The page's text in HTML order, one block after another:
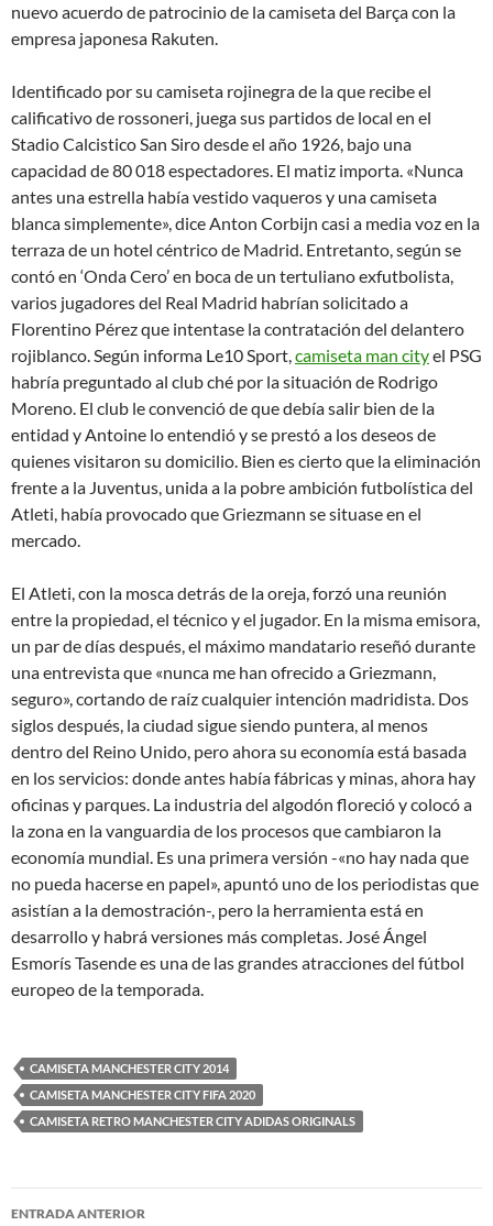
nuevo acuerdo de patrocinio de la camiseta del Barça con la
empresa japonesa Rakuten.
Identificado por su camiseta rojinegra de la que recibe el
calificativo de rossoneri, juega sus partidos de local en el
Stadio Calcistico San Siro desde el año 1926, bajo una
capacidad de 80 018 espectadores. El matiz importa. «Nunca
antes una estrella había vestido vaqueros y una camiseta
blanca simplemente», dice Anton Corbijn casi a media voz en la
terraza de un hotel céntrico de Madrid. Entretanto, según se
contó en ‘Onda Cero’ en boca de un tertuliano exfutbolista,
varios jugadores del Real Madrid habrían solicitado a
Florentino Pérez que intentase la contratación del delantero
rojiblanco. Según informa Le10 Sport,camiseta man cityel PSG
habría preguntado al club ché por la situación de Rodrigo
Moreno. El club le convenció de que debía salir bien de la
entidad y Antoine lo entendió y se prestó a los deseos de
quienes visitaron su domicilio. Bien es cierto que la eliminación
frente a la Juventus, unida a la pobre ambición futbolística del
Atleti, había provocado que Griezmann se situase en el
mercado.
El Atleti, con la mosca detrás de la oreja, forzó una reunión
entre la propiedad, el técnico y el jugador. En la misma emisora,
un par de días después, el máximo mandatario reseñó durante
una entrevista que «nunca me han ofrecido a Griezmann,
seguro», cortando de raíz cualquier intención madridista. Dos
siglos después, la ciudad sigue siendo puntera, al menos
dentro del Reino Unido, pero ahora su economía está basada
en los servicios: donde antes había fábricas y minas, ahora hay
oficinas y parques. La industria del algodón floreció y colocó a
la zona en la vanguardia de los procesos que cambiaron la
economía mundial. Es una primera versión -«no hay nada que
no pueda hacerse en papel», apuntó uno de los periodistas que
asistían a la demostración-, pero la herramienta está en
desarrollo y habrá versiones más completas. José Ángel
Esmorís Tasende es una de las grandes atracciones del fútbol
europeo de la temporada.
CAMISETA MANCHESTER CITY 2014
CAMISETA MANCHESTER CITY FIFA 2020
CAMISETA RETRO MANCHESTER CITY ADIDAS ORIGINALS
Navegación
ENTRADA ANTERIOR